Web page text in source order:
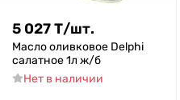
5 027Т/шт.
Масло оливковое Delphi
салатное 1л ж/б
Нет в наличии